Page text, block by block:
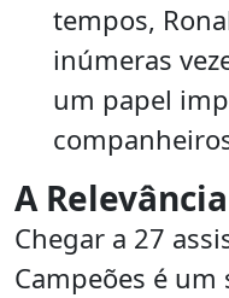
tempos,
inúmeras
um papel
A
Chegar a 27
Campeões é